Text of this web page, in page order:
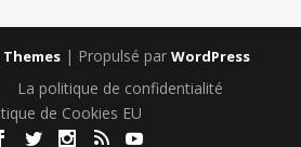
| Propulsé par WordPress
La politique de confidentialité
de Cookies EU